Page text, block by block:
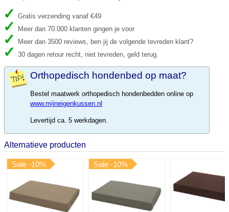
Gratis verzending vanaf €49
Meer dan 70.000 klanten gingen je voor
Meer dan 3500 reviews, ben jij de volgende tevreden klant?
30 dagen retour recht, niet tevreden, geld terug.
Orthopedisch hondenbed op maat?
Bestel maatwerk orthopedisch hondenbedden online op
www.mijneigenkussen.nl
Levertijd ca. 5 werkdagen.
Alternatieve producten
Sale -10% Sale -10%